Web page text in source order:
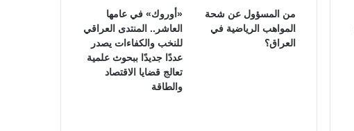
من المسؤول عن شحة
المواهب الرياضية في
العراق؟
«أوروك» في عامها
العاشر.. المنتدى العراقي
للنخب والكفاءات يصدر
عددًا جديدًا ببحوث علمية
تعالج قضايا الاقتصاد
والطاقة